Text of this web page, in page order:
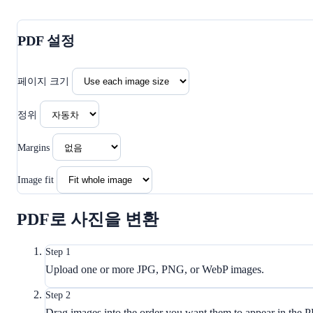
PDF 설정
페이지 크기
정위
Margins
Image fit
PDF로 사진을 변환
Step 1
Upload one or more JPG, PNG, or WebP images.
Step 2